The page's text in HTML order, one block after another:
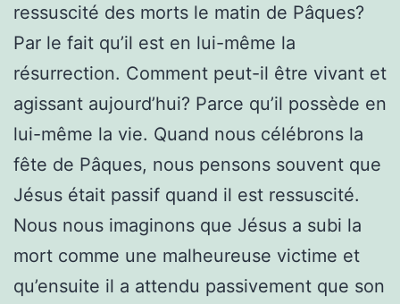
ressuscité des morts le matin de Pâques?
Par le fait qu’il est en lui-même la
résurrection. Comment peut-il être vivant et
agissant aujourd’hui? Parce qu’il possède en
lui-même la vie. Quand nous célébrons la
fête de Pâques, nous pensons souvent que
Jésus était passif quand il est ressuscité.
Nous nous imaginons que Jésus a subi la
mort comme une malheureuse victime et
qu’ensuite il a attendu passivement que son